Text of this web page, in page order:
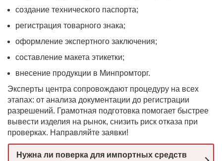
создание технического паспорта;
регистрация товарного знака;
оформление экспертного заключения;
составление макета этикетки;
внесение продукции в Минпромторг.
Эксперты центра сопровождают процедуру на всех
этапах: от анализа документации до регистрации
разрешений. Грамотная подготовка помогает быстрее
вывести изделия на рынок, снизить риск отказа при
проверках. Направляйте заявки!
Нужна ли поверка для импортных средств